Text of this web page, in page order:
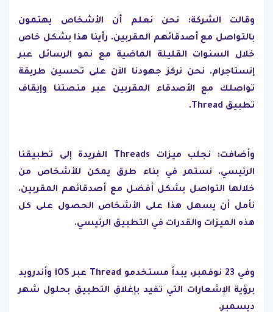
وقالت الشركة: نحن نعلم أن الأشخاص يهتمون
بالتواصل مع أصدقائهم المقربين. رأينا هذا بشكل خاص
خلال السنوات القليلة الماضية مع نمو الرسائل عبر
إنستاجرام. نحن نركز جهودنا الآن على تحسين طريقة
تواصلك مع الأصدقاء المقربين عبر منصتنا وإيقاف
تطبيق Thread.
وأضافت: نجلب ميزات Threads الفريدة إلى تطبيقنا
الرئيسي. نستمر في بناء طرق يمكن للأشخاص من
خلالها التواصل بشكل أفضل مع أصدقائهم المقربين.
نأمل أن يسهل هذا على الأشخاص الحصول على كل
هذه الميزات والقدرات في التطبيق الرئيسي.
وفي 23 نوفمبر، يبدأ مستخدمو Thread عبر iOS وأندرويد
برؤية الإشعارات التي تفيد بإغلاق التطبيق بحلول شهر
ديسمبر.